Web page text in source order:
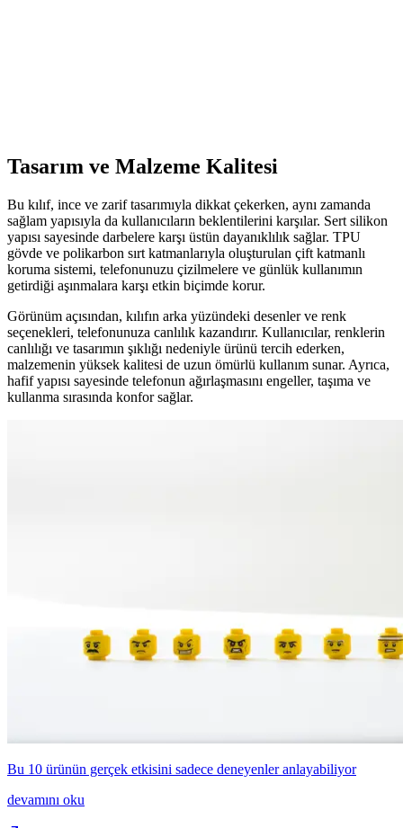
Tasarım ve Malzeme Kalitesi
Bu kılıf, ince ve zarif tasarımıyla dikkat çekerken, aynı zamanda
sağlam yapısıyla da kullanıcıların beklentilerini karşılar. Sert silikon
yapısı sayesinde darbelere karşı üstün dayanıklılık sağlar. TPU
gövde ve polikarbon sırt katmanlarıyla oluşturulan çift katmanlı
koruma sistemi, telefonunuzu çizilmelere ve günlük kullanımın
getirdiği aşınmalara karşı etkin biçimde korur.
Görünüm açısından, kılıfın arka yüzündeki desenler ve renk
seçenekleri, telefonunuza canlılık kazandırır. Kullanıcılar, renklerin
canlılığı ve tasarımın şıklığı nedeniyle ürünü tercih ederken,
malzemenin yüksek kalitesi de uzun ömürlü kullanım sunar. Ayrıca,
hafif yapısı sayesinde telefonun ağırlaşmasını engeller, taşıma ve
kullanma sırasında konfor sağlar.
Bu 10 ürünün gerçek etkisini sadece deneyenler anlayabiliyor
devamını oku